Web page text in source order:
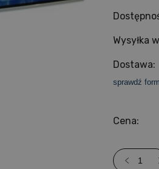
Wysyłka
Dostawa:
sprawdź
Cena: